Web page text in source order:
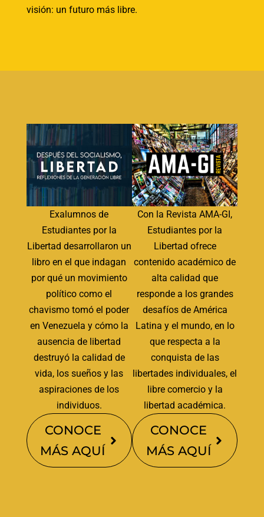
visión: un futuro más libre.
Exalumnos de
Estudiantes por la
Libertad desarrollaron un
libro en el que indagan
por qué un movimiento
político como el
chavismo tomó el poder
en Venezuela y cómo la
ausencia de libertad
destruyó la calidad de
vida, los sueños y las
aspiraciones de los
individuos.
CONOCE
MÁS AQUÍ
Con la Revista AMA-GI,
Estudiantes por la
Libertad ofrece
contenido académico de
alta calidad que
responde a los grandes
desafíos de América
Latina y el mundo, en lo
que respecta a la
conquista de las
libertades individuales, el
libre comercio y la
libertad académica.
CONOCE
MÁS AQUÍ